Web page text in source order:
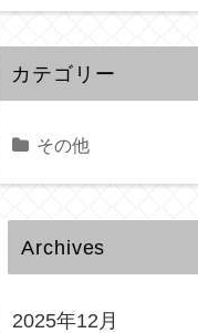
カテゴリー
その他
Archives
2025年12月